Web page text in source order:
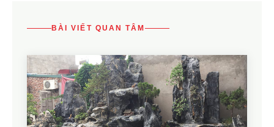
BÀI VIẾT QUAN TÂM